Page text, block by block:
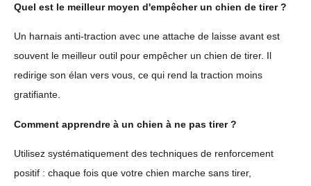
Quel est le meilleur moyen d'empêcher un chien de tirer ?
Un harnais anti-traction avec une attache de laisse avant est
souvent le meilleur outil pour empêcher un chien de tirer. Il
redirige son élan vers vous, ce qui rend la traction moins
gratifiante.
Comment apprendre à un chien à ne pas tirer ?
Utilisez systématiquement des techniques de renforcement
positif : chaque fois que votre chien marche sans tirer,